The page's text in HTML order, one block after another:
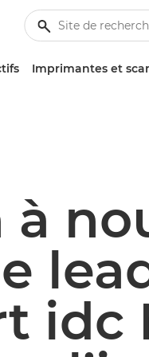
Imprimantes et
à
idc